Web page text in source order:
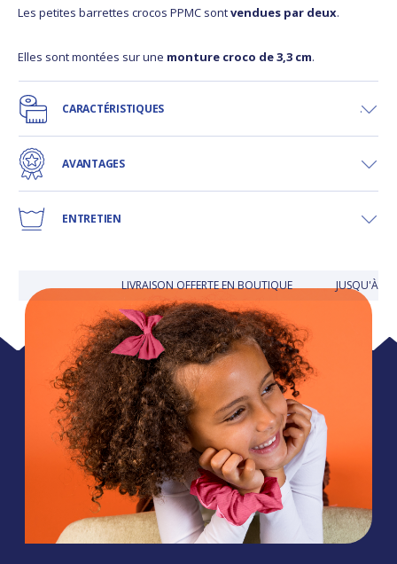
Les petites barrettes crocos PPMC sontvendues par deux.
Elles sont montées sur une monture croco de 3,3 cm.
CARACTÉRISTIQUES
AVANTAGES
ENTRETIEN
LIVRAISON OFFERTE EN BOUTIQUE JUSQU'À 30